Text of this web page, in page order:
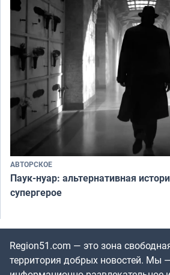
АВТОРСКОЕ
Паук-нуар: альтернативная
супергерое
Region51.com — это зона
территория добрых новостей. Мы